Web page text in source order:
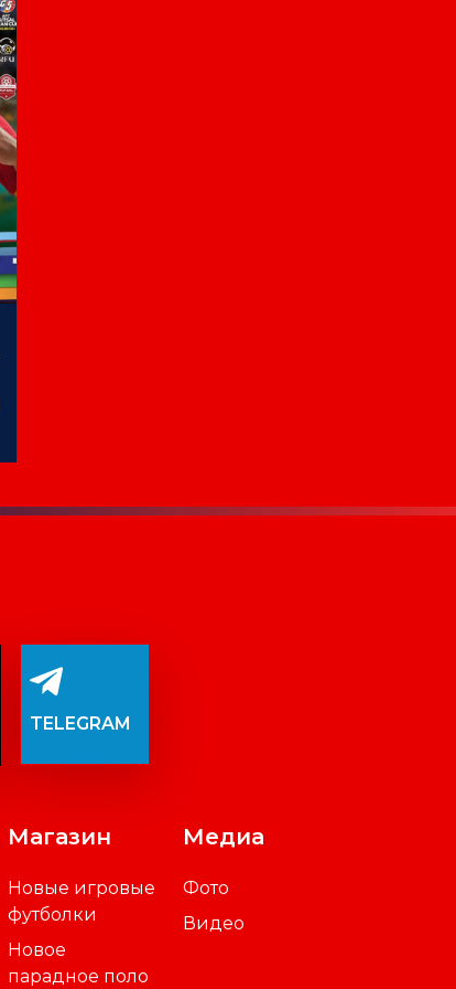
TELEGRAM
Магазин
Новые игровые
футболки
Новое
парадное поло
Медиа
Фото
Видео